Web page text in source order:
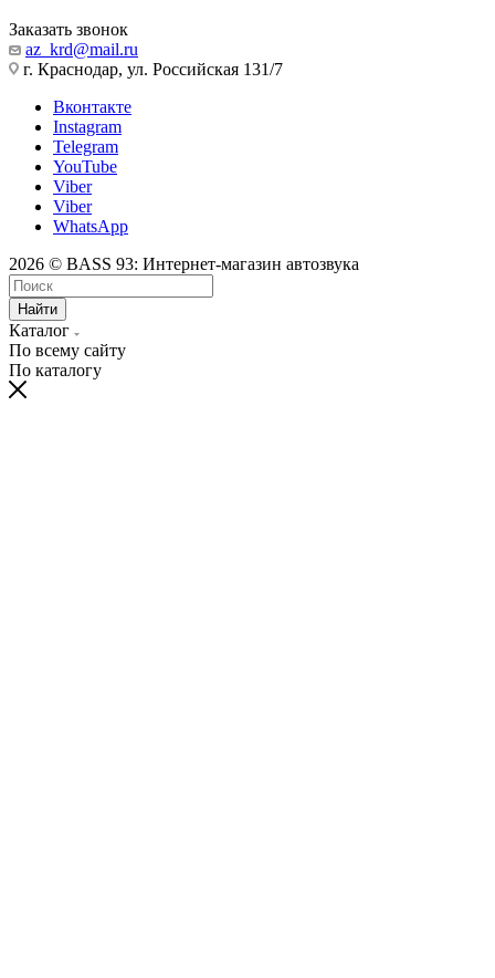
Заказать звонок
az_krd@mail.ru
г. Краснодар, ул. Российская 131/7
Вконтакте
Instagram
Telegram
YouTube
Viber
Viber
WhatsApp
2026 © BASS 93: Интернет-магазин автозвука
Найти
Каталог
По всему сайту
По каталогу